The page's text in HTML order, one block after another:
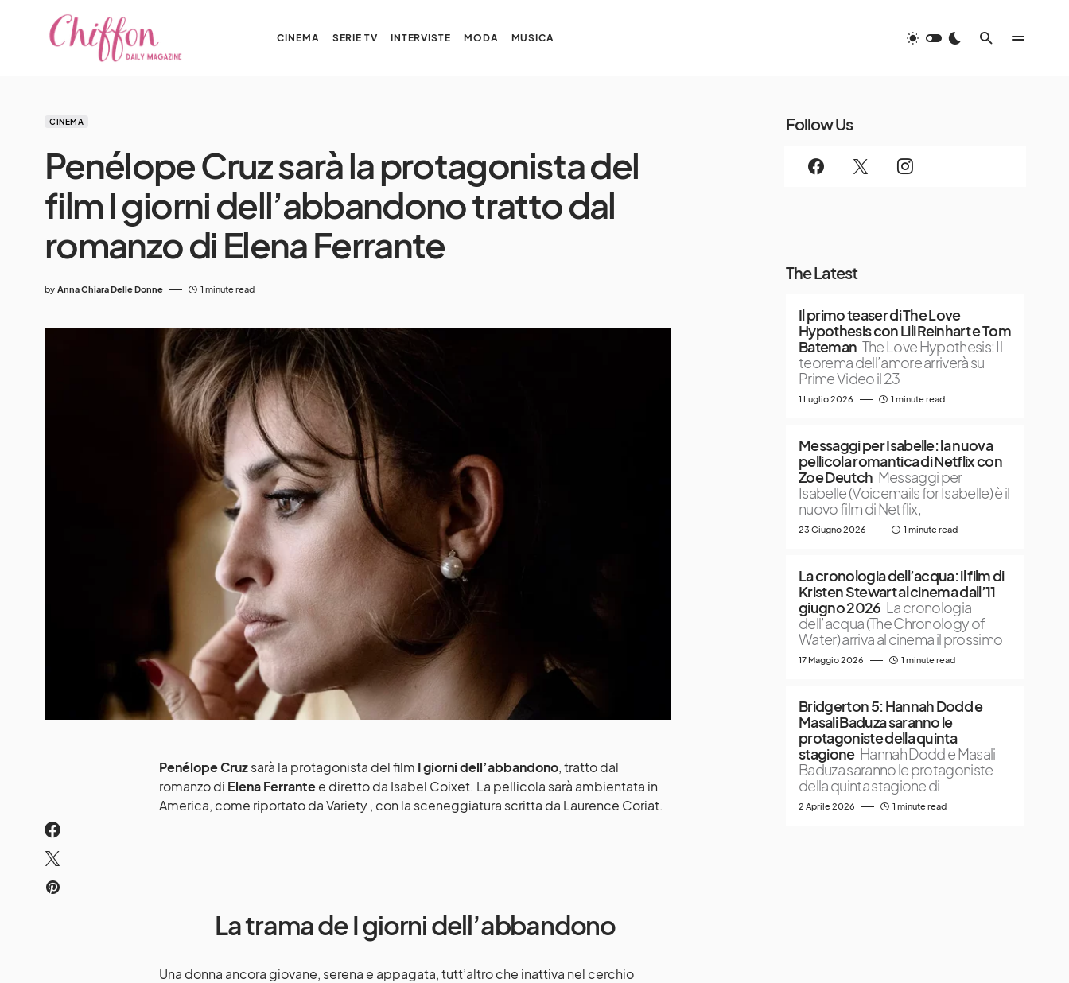
CINEMA SERIE TV INTERVISTE MODA MUSICA
CINEMA
Penélope Cruz sarà la protagonista del
film I giorni dell’abbandono tratto dal
romanzo di Elena Ferrante
by Anna Chiara Delle Donne 1 minute read
Penélope Cruzsarà la protagonista del film I giorni dell’abbandono, tratto dal
romanzo di Elena Ferrantee diretto da Isabel Coixet. La pellicola sarà ambientata in
America, come riportato da Variety , con la sceneggiatura scritta da Laurence Coriat.
La trama de I giorni dell’abbandono
Una donna ancora giovane, serena e appagata, tutt’altro che inattiva nel cerchio
Follow Us
The Latest
Il primo teaser di The Love
Hypothesis con Lili Reinhart e Tom
Bateman The Love Hypothesis: Il
teorema dell’amore arriverà su
Prime Video il 23
1 Luglio 2026 1 minute read
Messaggi per Isabelle: la nuova
pellicola romantica di Netflix con
Zoe Deutch Messaggi per
Isabelle (Voicemails for Isabelle) è il
nuovo film di Netflix,
23 Giugno 2026 1 minute read
La cronologia dell’acqua: il film di
Kristen Stewart al cinema dall’11
giugno 2026 La cronologia
dell’acqua (The Chronology of
Water) arriva al cinema il prossimo
17 Maggio 2026 1 minute read
Bridgerton 5: Hannah Dodd e
Masali Baduza saranno le
protagoniste della quinta
stagione Hannah Dodd e Masali
Baduza saranno le protagoniste
della quinta stagione di
2 Aprile 2026 1 minute read